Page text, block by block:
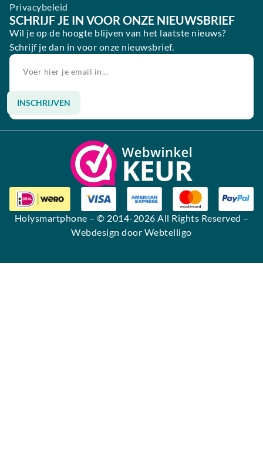
Privacybeleid
SCHRIJF JE IN VOOR ONZE NIEUWSBRIEF
Wil je op de hoogte blijven van het laatste nieuws?
Schrijf je dan in voor onze nieuwsbrief.
INSCHRIJVEN
Alternative:
Holysmartphone – © 2014-2026 All Rights Reserved –
Webdesign door Webtelligo